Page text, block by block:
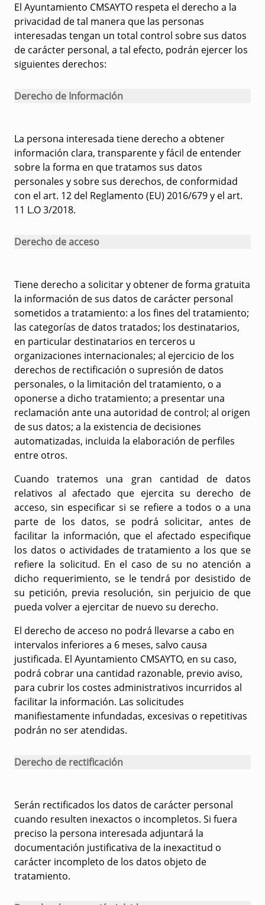
El Ayuntamiento CMSAYTO respeta el derecho a la
privacidad de tal manera que las personas
interesadas tengan un total control sobre sus datos
de carácter personal, a tal efecto, podrán ejercer los
siguientes derechos:
Derecho de Información
La persona interesada tiene derecho a obtener
información clara, transparente y fácil de entender
sobre la forma en que tratamos sus datos
personales y sobre sus derechos, de conformidad
con el art. 12 del Reglamento (EU) 2016/679 y el art.
11 L.O 3/2018.
Derecho de acceso
Tiene derecho a solicitar y obtener de forma gratuita
la información de sus datos de carácter personal
sometidos a tratamiento: a los fines del tratamiento;
las categorías de datos tratados; los destinatarios,
en particular destinatarios en terceros u
organizaciones internacionales; al ejercicio de los
derechos de rectificación o supresión de datos
personales, o la limitación del tratamiento, o a
oponerse a dicho tratamiento; a presentar una
reclamación ante una autoridad de control; al origen
de sus datos; a la existencia de decisiones
automatizadas, incluida la elaboración de perfiles
entre otros.
Cuando tratemos una gran cantidad de datos
relativos al afectado que ejercita su derecho de
acceso, sin especificar si se refiere a todos o a una
parte de los datos, se podrá solicitar, antes de
facilitar la información, que el afectado especifique
los datos o actividades de tratamiento a los que se
refiere la solicitud. En el caso de su no atención a
dicho requerimiento, se le tendrá por desistido de
su petición, previa resolución, sin perjuicio de que
pueda volver a ejercitar de nuevo su derecho.
El derecho de acceso no podrá llevarse a cabo en
intervalos inferiores a 6 meses, salvo causa
justificada. El Ayuntamiento CMSAYTO, en su caso,
podrá cobrar una cantidad razonable, previo aviso,
para cubrir los costes administrativos incurridos al
facilitar la información. Las solicitudes
manifiestamente infundadas, excesivas o repetitivas
podrán no ser atendidas.
Derecho de rectificación
Serán rectificados los datos de carácter personal
cuando resulten inexactos o incompletos. Si fuera
preciso la persona interesada adjuntará la
documentación justificativa de la inexactitud o
carácter incompleto de los datos objeto de
tratamiento.